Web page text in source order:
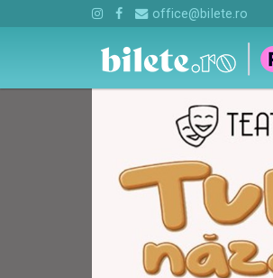
office@bilete.ro